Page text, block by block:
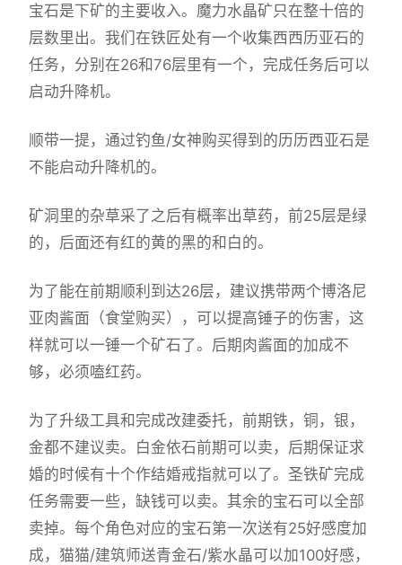
宝石是下矿的主要收入。魔力水晶矿只在整十倍的
层数里出。我们在铁匠处有一个收集西西历亚石的
任务，分别在26和76层里有一个，完成任务后可以
启动升降机。
顺带一提，通过钓鱼/女神购买得到的历历西亚石是
不能启动升降机的。
矿洞里的杂草采了之后有概率出草药，前25层是绿
的，后面还有红的黄的黑的和白的。
为了能在前期顺利到达26层，建议携带两个博洛尼
亚肉酱面（食堂购买），可以提高锤子的伤害，这
样就可以一锤一个矿石了。后期肉酱面的加成不
够，必须嗑红药。
为了升级工具和完成改建委托，前期铁，铜，银，
金都不建议卖。白金依石前期可以卖，后期保证求
婚的时候有十个作结婚戒指就可以了。圣铁矿完成
任务需要一些，缺钱可以卖。其余的宝石可以全部
卖掉。每个角色对应的宝石第一次送有25好感度加
成，猫猫/建筑师送青金石/紫水晶可以加100好感，